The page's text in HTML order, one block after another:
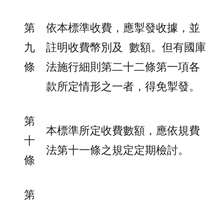
第
九
條
依本標準收費，應掣發收據，並
註明收費幣別及 數額。但有國庫
法施行細則第二十二條第一項各
款所定情形之一者，得免掣發。
第
十
條
本標準所定收費數額，應依規費
法第十一條之規定定期檢討。
第